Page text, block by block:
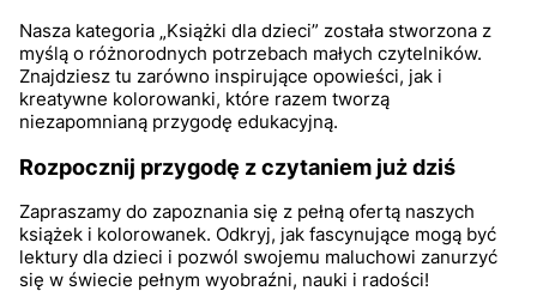
Nasza kategoria „Książki dla dzieci” została stworzona z
myślą o różnorodnych potrzebach małych czytelników.
Znajdziesz tu zarówno inspirujące opowieści, jak i
kreatywne kolorowanki, które razem tworzą
niezapomnianą przygodę edukacyjną.
Rozpocznij przygodę z czytaniem już dziś
Zapraszamy do zapoznania się z pełną ofertą naszych
książek i kolorowanek. Odkryj, jak fascynujące mogą być
lektury dla dzieci i pozwól swojemu maluchowi zanurzyć
się w świecie pełnym wyobraźni, nauki i radości!